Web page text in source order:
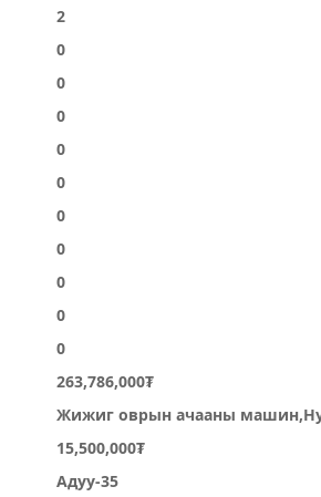
2
0
0
0
0
0
0
0
0
0
0
263,786,000₮
Жижиг оврын ачааны
15,500,000₮
Адуу-35